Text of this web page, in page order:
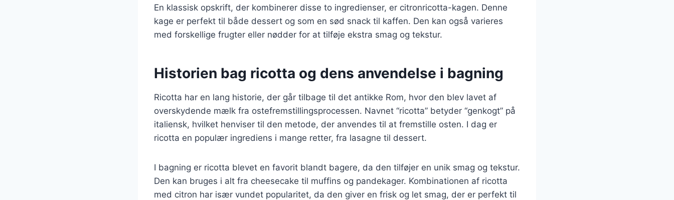
En klassisk opskrift, der kombinerer disse to ingredienser, er citronricotta-kagen. Denne
kage er perfekt til både dessert og som en sød snack til kaffen. Den kan også varieres
med forskellige frugter eller nødder for at tilføje ekstra smag og tekstur.
Historien bag ricotta og dens anvendelse i bagning
Ricotta har en lang historie, der går tilbage til det antikke Rom, hvor den blev lavet af
overskydende mælk fra ostefremstillingsprocessen. Navnet “ricotta” betyder “genkogt” på
italiensk, hvilket henviser til den metode, der anvendes til at fremstille osten. I dag er
ricotta en populær ingrediens i mange retter, fra lasagne til dessert.
I bagning er ricotta blevet en favorit blandt bagere, da den tilføjer en unik smag og tekstur.
Den kan bruges i alt fra cheesecake til muffins og pandekager. Kombinationen af ricotta
med citron har især vundet popularitet, da den giver en frisk og let smag, der er perfekt til